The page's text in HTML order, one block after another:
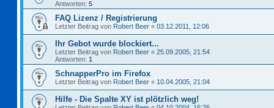
Antworten: 5
FAQ Lizenz / Registrierung
Letzter Beitrag von Robert Beer « 03.12.2011, 12:06
Ihr Gebot wurde blockiert...
Letzter Beitrag von Robert Beer « 25.09.2005, 21:54
Antworten: 1
SchnapperPro im Firefox
Letzter Beitrag von Robert Beer « 10.04.2005, 21:04
Hilfe - Die Spalte XY ist plötzlich weg!